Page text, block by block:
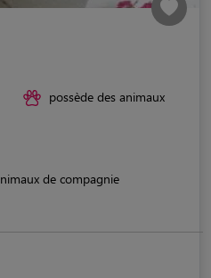
possède des animaux
de compagnie